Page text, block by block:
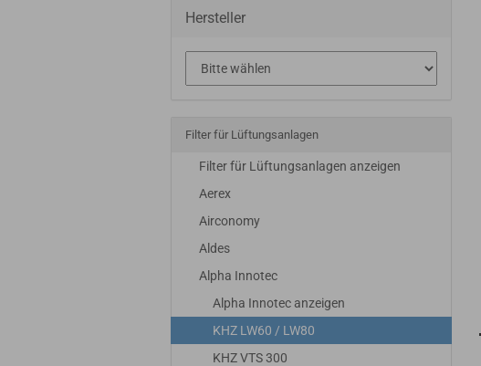
Hersteller
Filter für Lüftungsanlagen
Filter für Lüftungsanlagen anzeigen
Aerex
Airconomy
Aldes
Alpha Innotec
Alpha Innotec anzeigen
KHZ LW60 / LW80
KHZ VTS 300